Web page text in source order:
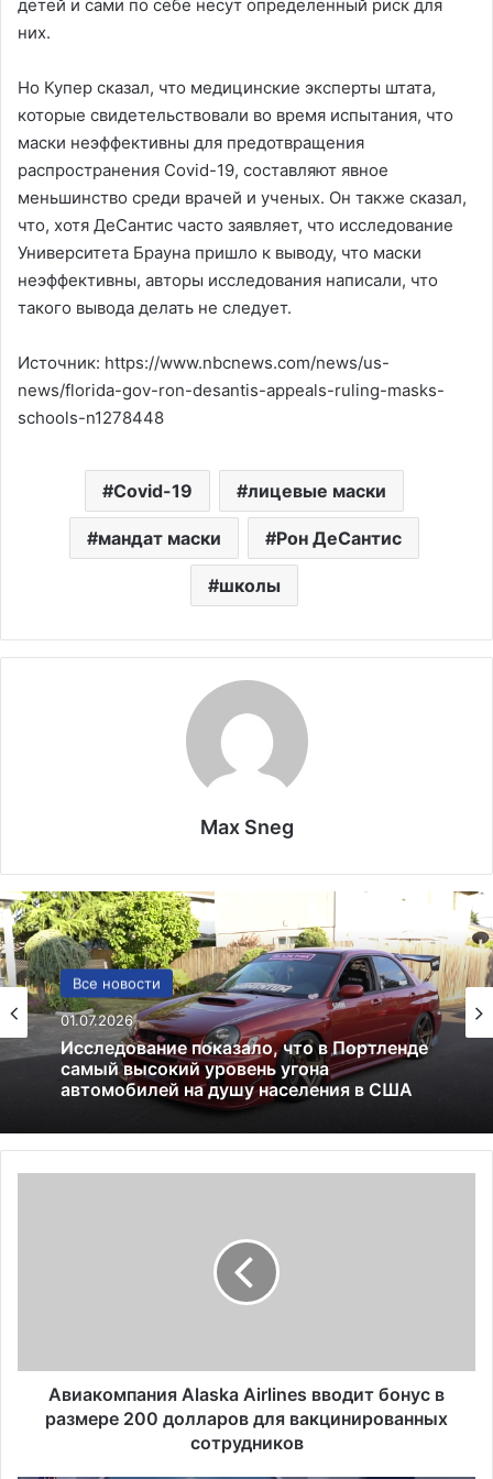
детей и сами по себе несут определенный риск для
них.
Но Купер сказал, что медицинские эксперты штата,
которые свидетельствовали во время испытания, что
маски неэффективны для предотвращения
распространения Covid-19, составляют явное
меньшинство среди врачей и ученых. Он также сказал,
что, хотя ДеСантис часто заявляет, что исследование
Университета Брауна пришло к выводу, что маски
неэффективны, авторы исследования написали, что
такого вывода делать не следует.
Источник: https://www.nbcnews.com/news/us-
news/florida-gov-ron-desantis-appeals-ruling-masks-
schools-n1278448
Covid-19 лицевые маски
мандат маски Рон ДеСантис
школы
Max Sneg
Все новости
01.07.2026
автомобилей на душу населения в США
Лекарства и аптеки
05.05.2026
Глицин — это фейк или реальное
средство
а
Авиакомпания Alaska Airlines вводит бонус в
размере 200 долларов для вакцинированных
сотрудников